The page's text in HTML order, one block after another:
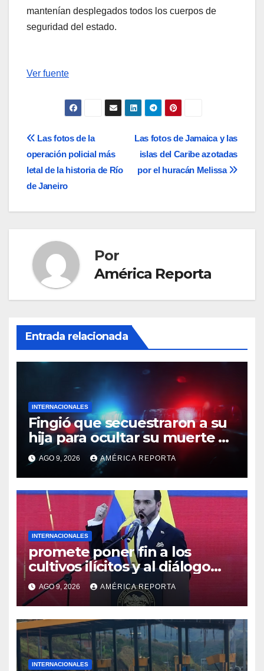
mantenían desplegados todos los cuerpos de
seguridad del estado.
Ver fuente
Navegación
de
entradas
Las fotos de Jamaica y las
islas del Caribe azotadas
por el huracán Melissa
Las fotos de la
operación policial más
letal de la historia de Río
de Janeiro
Por
América Reporta
Entrada relacionada
INTERNACIONALES
Fingió que secuestraron a su
hija para ocultar su muerte y
así la policía descubrió el
engaño
AGO 9, 2026 AMÉRICA REPORTA
INTERNACIONALES
promete poner fin a los
cultivos ilícitos y al diálogo
con grupos armados
AGO 9, 2026 AMÉRICA REPORTA
INTERNACIONALES